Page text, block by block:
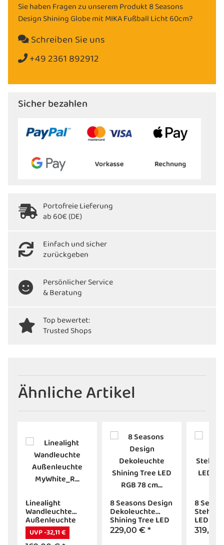
Sie haben Fragen zu unserem Produkt 8 Seasons
Design Shining Globe mit MIKA Fußball Licht 60cm?
Schreiben Sie uns
+49 2361 892912
Sicher bezahlen
Portofreie Lieferung
ab 60€ (DE)
Einfach und sicher
zurückgeben
Persönlicher Service
& Beratung
Top bewertet:
Trusted Shops
Ähnliche Artikel
Linealight
Wandleuchte
Außenleuchte
MyWhite_R weiß
4000 Kelvin
UVP -32,11 €
8 Seasons Design
Dekoleuchte
Shining Tree LED
RGB 78 cm weiß
229,00 € *
8
LED
stein